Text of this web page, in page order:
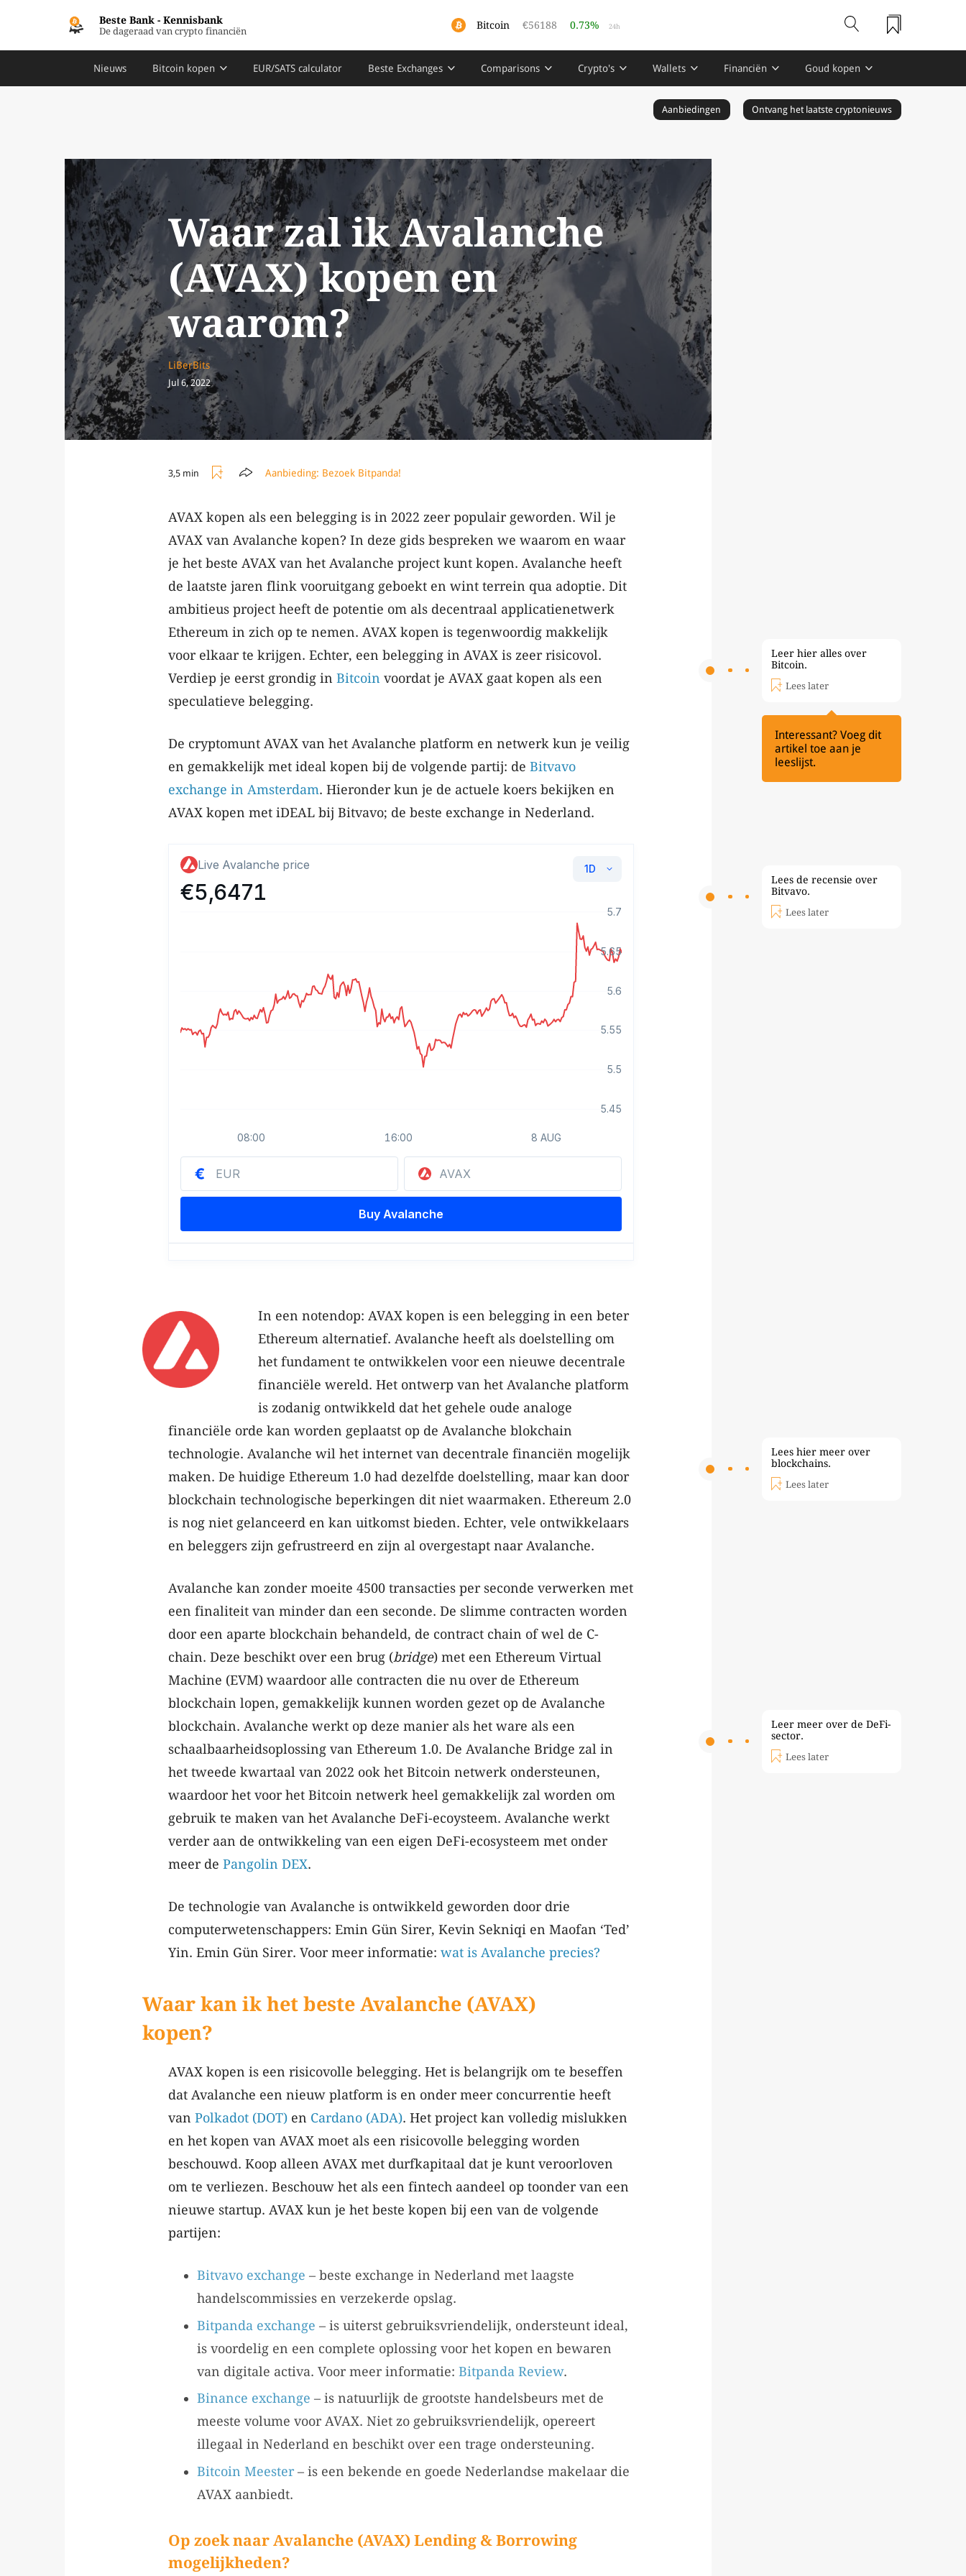
Beste Bank - Kennisbank
De dageraad van crypto financiën Bitcoin €56188 0.73% 24h
Nieuws Bitcoin kopen EUR/SATS calculator Beste Exchanges Comparisons Crypto's Wallets Financiën Goud kopen
Aanbiedingen Ontvang het laatste cryptonieuws
Waar zal ik Avalanche
(AVAX) kopen en
waarom?
LiBerBits
Jul 6, 2022
3,5 min Aanbieding: Bezoek Bitpanda!
AVAX kopen als een belegging is in 2022 zeer populair geworden. Wil je
AVAX van Avalanche kopen? In deze gids bespreken we waarom en waar
je het beste AVAX van het Avalanche project kunt kopen. Avalanche heeft
de laatste jaren flink vooruitgang geboekt en wint terrein qua adoptie. Dit
ambitieus project heeft de potentie om als decentraal applicatienetwerk
Ethereum in zich op te nemen. AVAX kopen is tegenwoordig makkelijk
voor elkaar te krijgen. Echter, een belegging in AVAX is zeer risicovol.
Verdiep je eerst grondig in Bitcoin voordat je AVAX gaat kopen als een
speculatieve belegging.
De cryptomunt AVAX van het Avalanche platform en netwerk kun je veilig
en gemakkelijk met ideal kopen bij de volgende partij: de Bitvavo
exchange in Amsterdam. Hieronder kun je de actuele koers bekijken en
AVAX kopen met iDEAL bij Bitvavo; de beste exchange in Nederland.
In een notendop: AVAX kopen is een belegging in een beter
Ethereum alternatief. Avalanche heeft als doelstelling om
het fundament te ontwikkelen voor een nieuwe decentrale
financiële wereld. Het ontwerp van het Avalanche platform
is zodanig ontwikkeld dat het gehele oude analoge
financiële orde kan worden geplaatst op de Avalanche blokchain
technologie. Avalanche wil het internet van decentrale financiën mogelijk
maken. De huidige Ethereum 1.0 had dezelfde doelstelling, maar kan door
blockchain technologische beperkingen dit niet waarmaken. Ethereum 2.0
is nog niet gelanceerd en kan uitkomst bieden. Echter, vele ontwikkelaars
en beleggers zijn gefrustreerd en zijn al overgestapt naar Avalanche.
Avalanche kan zonder moeite 4500 transacties per seconde verwerken met
een finaliteit van minder dan een seconde. De slimme contracten worden
door een aparte blockchain behandeld, de contract chain of wel de C-
chain. Deze beschikt over een brug (bridge) met een Ethereum Virtual
Machine (EVM) waardoor alle contracten die nu over de Ethereum
blockchain lopen, gemakkelijk kunnen worden gezet op de Avalanche
blockchain. Avalanche werkt op deze manier als het ware als een
schaalbaarheidsoplossing van Ethereum 1.0. De Avalanche Bridge zal in
het tweede kwartaal van 2022 ook het Bitcoin netwerk ondersteunen,
waardoor het voor het Bitcoin netwerk heel gemakkelijk zal worden om
gebruik te maken van het Avalanche DeFi-ecoysteem. Avalanche werkt
verder aan de ontwikkeling van een eigen DeFi-ecosysteem met onder
meer de Pangolin DEX.
De technologie van Avalanche is ontwikkeld geworden door drie
computerwetenschappers: Emin Gün Sirer, Kevin Sekniqi en Maofan ‘Ted’
Yin. Emin Gün Sirer. Voor meer informatie: wat is Avalanche precies?
Waar kan ik het beste Avalanche (AVAX)
kopen?
AVAX kopen is een risicovolle belegging. Het is belangrijk om te beseffen
dat Avalanche een nieuw platform is en onder meer concurrentie heeft
van Polkadot (DOT) en Cardano (ADA). Het project kan volledig mislukken
en het kopen van AVAX moet als een risicovolle belegging worden
beschouwd. Koop alleen AVAX met durfkapitaal dat je kunt veroorloven
om te verliezen. Beschouw het als een fintech aandeel op toonder van een
nieuwe startup. AVAX kun je het beste kopen bij een van de volgende
partijen:
Bitvavo exchange – beste exchange in Nederland met laagste
handelscommissies en verzekerde opslag.
Bitpanda exchange – is uiterst gebruiksvriendelijk, ondersteunt ideal,
is voordelig en een complete oplossing voor het kopen en bewaren
van digitale activa. Voor meer informatie: Bitpanda Review.
Binance exchange – is natuurlijk de grootste handelsbeurs met de
meeste volume voor AVAX. Niet zo gebruiksvriendelijk, opereert
illegaal in Nederland en beschikt over een trage ondersteuning.
Bitcoin Meester– is een bekende en goede Nederlandse makelaar die
AVAX aanbiedt.
Op zoek naar Avalanche (AVAX) Lending & Borrowing
mogelijkheden?
Leer hier alles over
Bitcoin.
Lees later
Interessant? Voeg dit
artikel toe aan je
leeslijst.
Lees de recensie over
Bitvavo.
Lees later
Lees hier meer over
blockchains.
Lees later
Leer meer over de DeFi-
sector.
Lees later